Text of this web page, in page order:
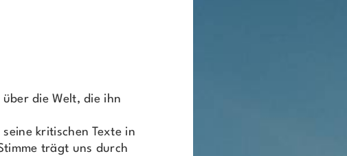
die Welt, die ihn
kritischen Texte in
trägt uns durch